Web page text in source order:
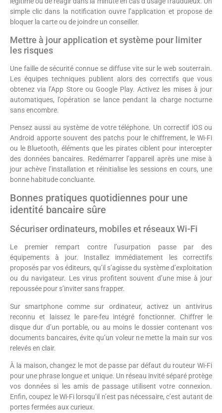
simple clic dans la notification ouvre l’application et propose de
bloquer la carte ou de joindre un conseiller.
Mettre à jour application et système pour limiter
les risques
Une faille de sécurité connue se diffuse vite sur le web souterrain.
Les équipes techniques publient alors des correctifs que vous
obtenez via l’App Store ou Google Play. Activez les mises à jour
automatiques, l’opération se lance pendant la charge nocturne
sans encombre.
Pensez aussi au système de votre téléphone. Un correctif iOS ou
Android apporte souvent des patchs pour le chiffrement, le Wi-Fi
ou le Bluetooth, éléments que les pirates ciblent pour intercepter
des données bancaires. Redémarrer l’appareil après une mise à
jour achève l’installation et réinitialise les sessions en cours, une
bonne habitude concluante.
Bonnes pratiques quotidiennes pour une
identité bancaire sûre
Sécuriser ordinateurs, mobiles et réseaux Wi-Fi
Le premier rempart contre l’usurpation passe par des
équipements à jour. Installez immédiatement les correctifs
proposés par vos éditeurs, qu’il s’agisse du système d’exploitation
ou du navigateur. Les virus profitent souvent d’une mise à jour
repoussée pour s’inviter sans frapper.
Sur smartphone comme sur ordinateur, activez un antivirus
reconnu et laissez le pare-feu intégré fonctionner. Chiffrer le
disque dur d’un portable, ou au moins le dossier contenant vos
documents bancaires, évite qu’un voleur ne mette la main sur vos
relevés en clair.
À la maison, changez le mot de passe par défaut du routeur Wi-Fi
pour une phrase longue et unique. Un réseau invité séparé protège
vos données si les amis de passage utilisent votre connexion.
Enfin, coupez le Wi-Fi lorsqu’il n’est pas nécessaire, c’est autant de
portes fermées aux curieux.